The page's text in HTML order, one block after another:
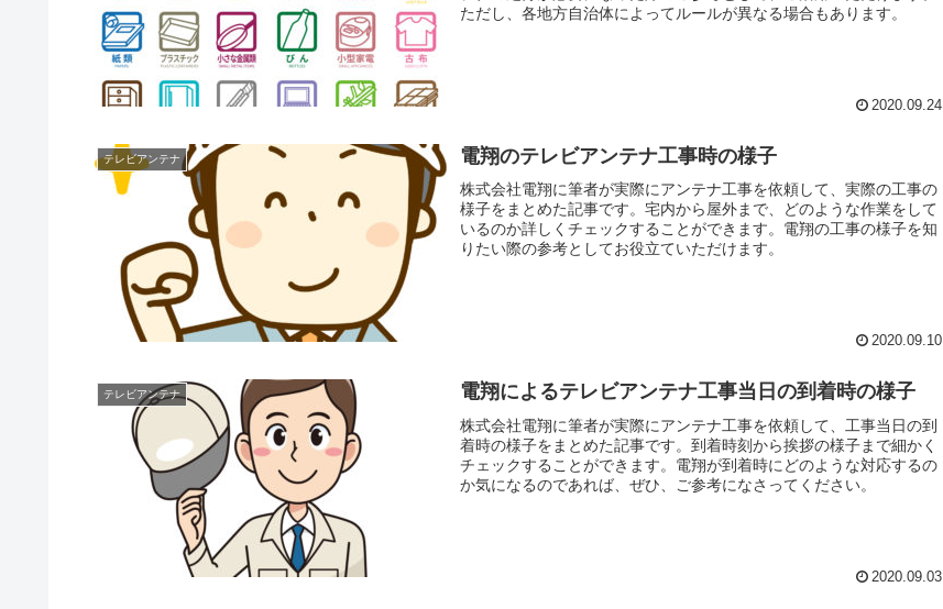
ただし、各地方自治体によってルールが異なる場合もあります。
2020.09.24
テレビアンテナ 電翔のテレビアンテナ工事時の様子
株式会社電翔に筆者が実際にアンテナ工事を依頼して、実際の工事の
様子をまとめた記事です。宅内から屋外まで、どのような作業をして
いるのか詳しくチェックすることができます。電翔の工事の様子を知
りたい際の参考としてお役立ていただけます。
2020.09.10
テレビアンテナ 電翔によるテレビアンテナ工事当日の到着時の様子
株式会社電翔に筆者が実際にアンテナ工事を依頼して、工事当日の到
着時の様子をまとめた記事です。到着時刻から挨拶の様子まで細かく
チェックすることができます。電翔が到着時にどのような対応するの
か気になるのであれば、ぜひ、ご参考になさってください。
2020.09.03